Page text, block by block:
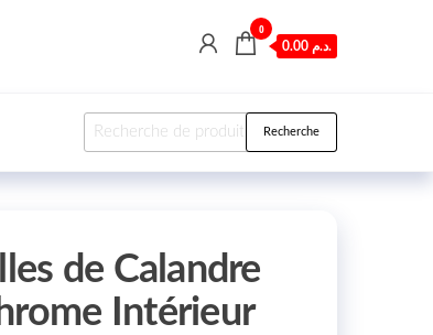
0
0.00 د.م.
Recherche pour : Recherche
de Calandre
Intérieur